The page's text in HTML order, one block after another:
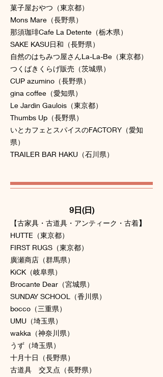
菓子屋おやつ（東京都）
Mons Mare（長野県）
那須珈琲Cafe La Detente（栃木県）
SAKE KASU日和（長野県）
自然のはちみつ屋さんLa-La-Be（東京都）
つくばきくらげ販売（茨城県）
CUP azumino（長野県）
gina coffee（愛知県）
Le Jardin Gaulois（東京都）
Thumbs Up（長野県）
いとカフェとスパイスのFACTORY（愛知
県）
TRAILER BAR HAKU（石川県）
9日(日)
【古家具・古道具・アンティーク・古着】
HUTTE（東京都）
FIRST RUGS（東京都）
廣瀬商店（群馬県）
KiCK（岐阜県）
Brocante Dear（宮城県）
SUNDAY SCHOOL（香川県）
bocco（三重県）
UMU（埼玉県）
wakka（神奈川県）
うず（埼玉県）
十月十日（長野県）
古道具 交叉点（長野県）